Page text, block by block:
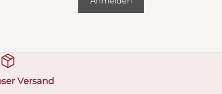
Versand